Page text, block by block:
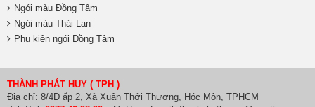
Ngói màu Đồng Tâm
Ngói màu Thái Lan
Phụ kiện ngói Đồng Tâm
THÀNH PHÁT HUY ( TPH )
Địa chỉ: 8/4D ấp 2, Xã Xuân Thới Thượng, Hóc Môn, TPHCM